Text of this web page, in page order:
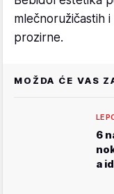
mlečnoružičastih
prozirne.
MOŽDA ĆE VAS
6
a